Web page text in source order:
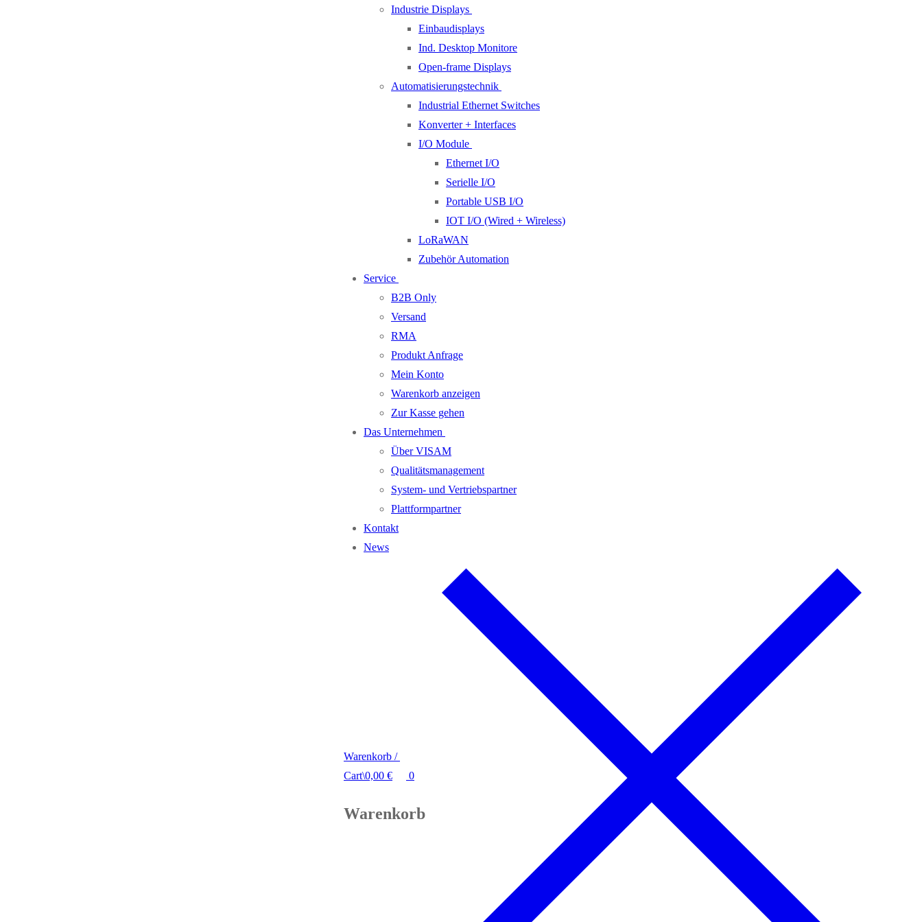
Industrie Displays
Einbaudisplays
Ind. Desktop Monitore
Open-frame Displays
Automatisierungstechnik
Industrial Ethernet Switches
Konverter + Interfaces
I/O Module
Ethernet I/O
Serielle I/O
Portable USB I/O
IOT I/O (Wired + Wireless)
LoRaWAN
Zubehör Automation
Service
B2B Only
Versand
RMA
Produkt Anfrage
Mein Konto
Warenkorb anzeigen
Zur Kasse gehen
Das Unternehmen
Über VISAM
Qualitätsmanagement
System- und Vertriebspartner
Plattformpartner
Kontakt
News
Warenkorb /
Cart\0,00 € 0
Warenkorb